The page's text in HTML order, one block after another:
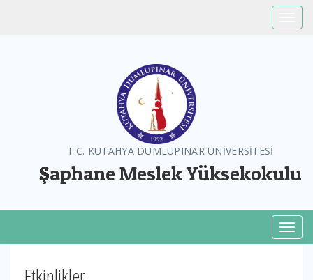
T.C. KÜTAHYA DUMLUPINAR ÜNİVERSİTESİ
Şaphane Meslek Yüksekokulu